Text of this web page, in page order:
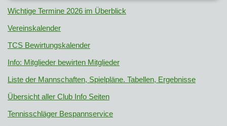
Wichtige Termine 2026 im Überblick
Vereinskalender
TCS Bewirtungskalender
Info: Mitglieder bewirten Mitglieder
Liste der Mannschaften, Spielpläne. Tabellen, Ergebnisse
Übersicht aller Club Info Seiten
Tennisschläger Bespannservice